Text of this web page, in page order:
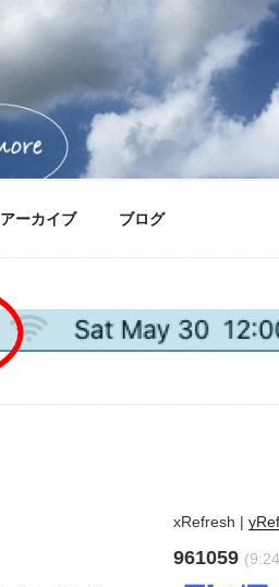
アーカイブ ブログ
xRefresh |
961059